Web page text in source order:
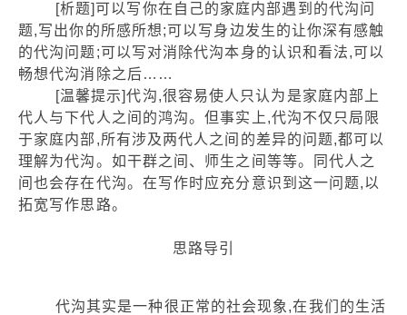
[析题]可以写你在自己的家庭内部遇到的代沟问
题,写出你的所感所想;可以写身边发生的让你深有感触
的代沟问题;可以写对消除代沟本身的认识和看法,可以
畅想代沟消除之后……
[温馨提示]代沟,很容易使人只认为是家庭内部上
代人与下代人之间的鸿沟。但事实上,代沟不仅只局限
于家庭内部,所有涉及两代人之间的差异的问题,都可以
理解为代沟。如干群之间、师生之间等等。同代人之
间也会存在代沟。在写作时应充分意识到这一问题,以
拓宽写作思路。
思路导引
代沟其实是一种很正常的社会现象,在我们的生活